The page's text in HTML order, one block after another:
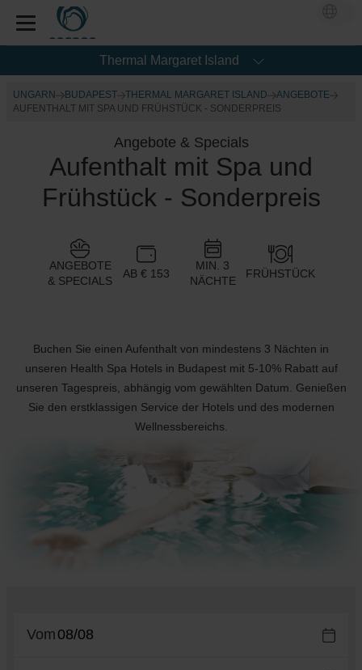
Thermal Margaret Island
UNGARN BUDAPEST THERMAL MARGARET ISLAND
ANGEBOTE
AUFENTHALT MIT SPA UND FRÜHSTÜCK - SONDERPREIS
Angebote & Specials
Aufenthalt mit Spa und
Frühstück - Sonderpreis
ANGEBOTE
& SPECIALS
AB € 153
MIN. 3
NÄCHTE
FRÜHSTÜCK
Buchen Sie einen Aufenthalt von mindestens 3 Nächten in
unseren Health Spa Hotels in Budapest mit 5-10% Rabatt auf
unseren Tagespreis, abhängig vom gewählten Datum. Genießen
Sie den erstklassigen Service der Hotels und des modernen
Wellnessbereichs.
Vom